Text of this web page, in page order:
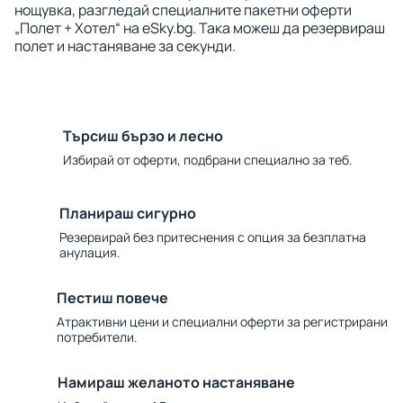
нощувка, разгледай специалните пакетни оферти
„Полет + Хотел“ на eSky.bg. Така можеш да резервираш
полет и настаняване за секунди.
Търсиш бързо и лесно
Избирай от оферти, подбрани специално за теб.
Планираш сигурно
Резервирай без притеснения с опция за безплатна
анулация.
Пестиш повече
Атрактивни цени и специални оферти за регистрирани
потребители.
Намираш желаното настаняване